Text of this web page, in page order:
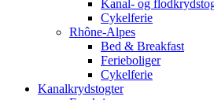
Kanal- og
Cykelferie
Rhône-Alpes
Bed & Breakfast
Ferieboliger
Cykelferie
Kanalkrydstogter